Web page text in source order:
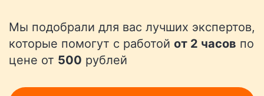
Мы подобрали для вас лучших экспертов,
которые помогут с работой от 2 часов по
цене от 500 рублей